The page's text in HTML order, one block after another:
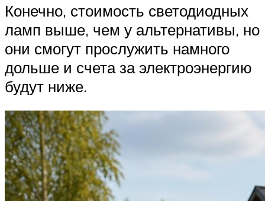
Конечно, стоимость светодиодных
ламп выше, чем у альтернативы, но
они смогут прослужить намного
дольше и счета за электроэнергию
будут ниже.